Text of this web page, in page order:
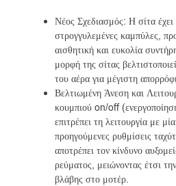
Νέος Σχεδιασμός: Η σίτα έχει
στρογγυλεμένες καμπύλες,
αισθητική και ευκολία
μορφή της σίτας
του αέρα για μέγιστη
Βελτιωμένη Άνεση και
κουμπιού on/off
επιτρέπει τη λειτουργία με
προηγούμενες ρυθμίσεις
αποτρέπει τον κίνδυνο
ρεύματος, μειώνοντας έτσι
βλάβης στο μοτέρ.